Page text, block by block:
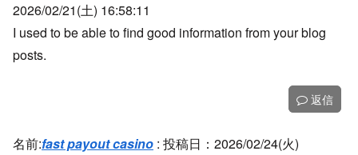
2026/02/21(土) 16:58:11
I used to be able to find good information from your blog
posts.
返信
名前:fast payout casino : 投稿日：2026/02/24(火)